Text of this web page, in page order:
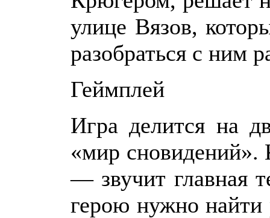
улице Вязов,
разобраться с ним
Геймплей
Игра делится на
«мир сновидений».
— звучит главная
герою нужно найти